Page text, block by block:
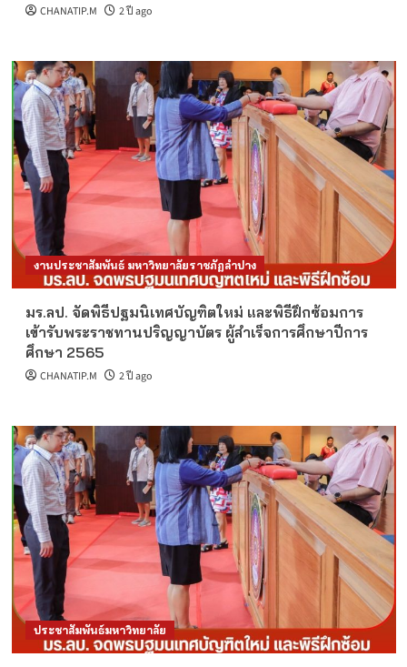
CHANATIP.M 2 ปี ago
งานประชาสัมพันธ์ มหาวิทยาลัยราชภัฏลำปาง
มร.ลป. จัดพิธีปฐมนิเทศบัญฑิตใหม่ และพิธีฝึกซ้อมการ
เข้ารับพระราชทานปริญญาบัตร ผู้สำเร็จการศึกษาปีการ
ศึกษา 2565
CHANATIP.M 2 ปี ago
ประชาสัมพันธ์มหาวิทยาลัย